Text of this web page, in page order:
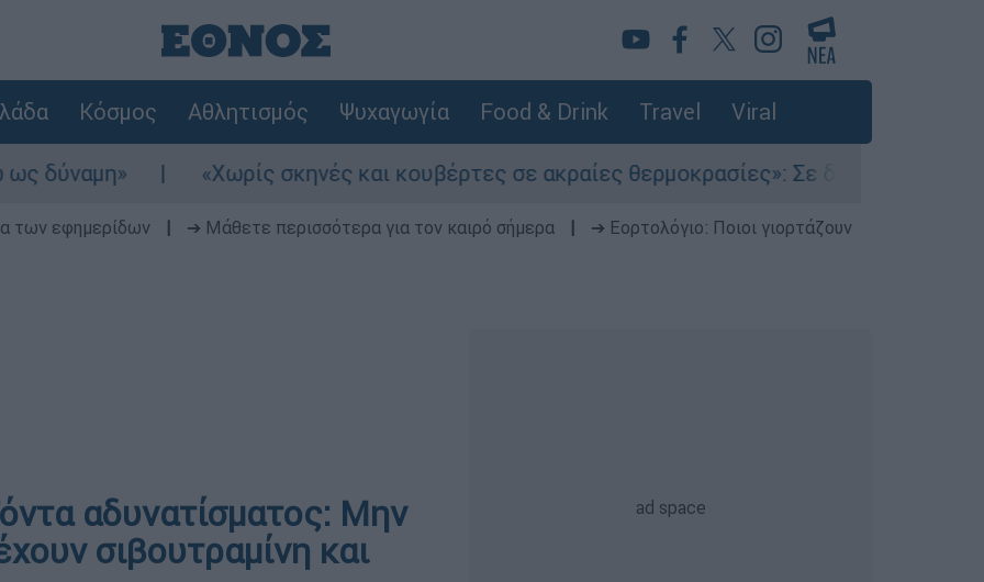
Κόσμος Αθλητισμός Ψυχαγωγία Food & Drink Travel Viral
«Χωρίς σκηνές και κουβέρτες σε ακραίες θερμοκρασίες»: Σε δραματικές συνθήκες
των εφημερίδων ➔ Μάθετε περισσότερα για τον καιρό σήμερα
➔ Εορτολόγιο: Ποιοι γιορτάζουν
αδυνατίσματος: Μην
σιβουτραμίνη και